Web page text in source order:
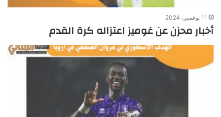
11 نوفمبر، 2024
أخبار محزن عن غوميز اعتزاله كرة القدم